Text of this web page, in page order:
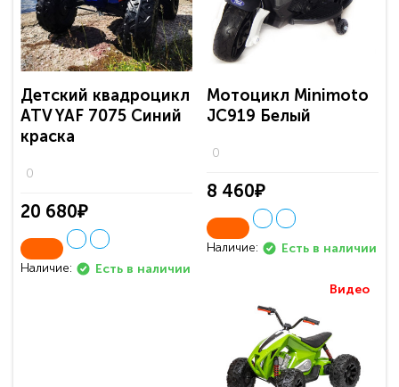
Детский квадроцикл
ATV YAF 7075 Синий
краска
0
20 680₽
Наличие: Есть в наличии
Мотоцикл Minimoto
JC919 Белый
0
8 460₽
Наличие: Есть в наличии
Видео